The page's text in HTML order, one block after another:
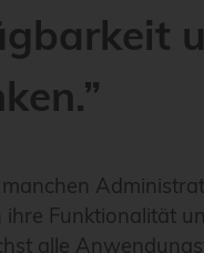
Funktionalität
alle